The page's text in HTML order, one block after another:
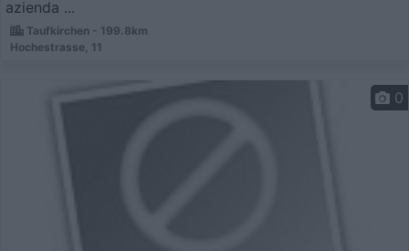
azienda ...
Taufkirchen - 199.8km
Hochestrasse, 11
0